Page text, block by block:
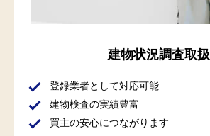
建物状況調査取扱
登録業者として対応可能
建物検査の実績豊富
買主の安心につながります